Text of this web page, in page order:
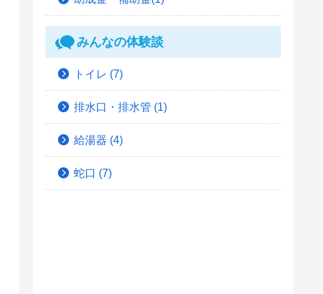
みんなの体験談
トイレ (7)
排水口・排水管 (1)
給湯器 (4)
蛇口 (7)